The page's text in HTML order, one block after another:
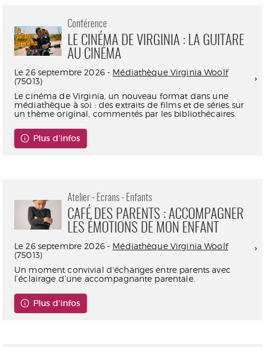
Conférence
LE CINÉMA DE VIRGINIA : LA GUITARE
AU CINÉMA
Le 26 septembre 2026 - Médiathèque Virginia Woolf
(75013)
Le cinéma de Virginia, un nouveau format dans une
médiathèque à soi : des extraits de films et de séries sur
un thème original, commentés par les bibliothécaires.
Plus d'infos
Atelier - Ecrans - Enfants
CAFÉ DES PARENTS : ACCOMPAGNER
LES ÉMOTIONS DE MON ENFANT
Le 26 septembre 2026 - Médiathèque Virginia Woolf
(75013)
Un moment convivial d'échanges entre parents avec
l’éclairage d’une accompagnante parentale.
Plus d'infos